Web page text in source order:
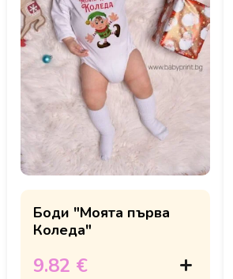
Боди "Моята първа
Коледа"
9.82 €